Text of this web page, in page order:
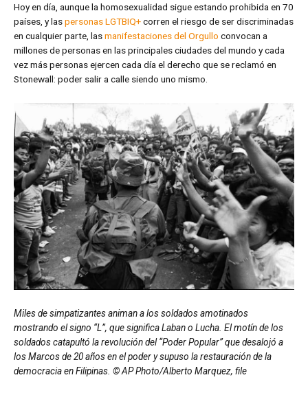
Hoy en día, aunque la homosexualidad sigue estando prohibida en 70
países, y laspersonas LGTBIQ+corren el riesgo de ser discriminadas
en cualquier parte, lasmanifestaciones del Orgullo convocan a
millones de personas en las principales ciudades del mundo y cada
vez más personas ejercen cada día el derecho que se reclamó en
Stonewall: poder salir a calle siendo uno mismo.
Miles de simpatizantes animan a los soldados amotinados
mostrando el signo “L”, que significa Laban o Lucha. El motín de los
soldados catapultó la revolución del “Poder Popular” que desalojó a
los Marcos de 20 años en el poder y supuso la restauración de la
democracia en Filipinas. © AP Photo/Alberto Marquez, file